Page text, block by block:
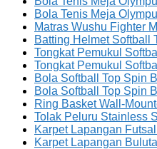
Bola Tenis Meja
Matras Wushu Fighter
Batting Helmet Softball
Tongkat Pemukul
Tongkat Pemukul
Bola Softball Top Spin
Bola Softball Top Spin
Ring Basket Wall-
Tolak Peluru Stainless
Karpet Lapangan
Karpet Lapangan